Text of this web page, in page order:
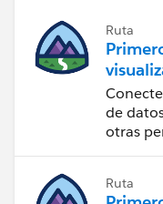
Ruta
de
otras
Ruta